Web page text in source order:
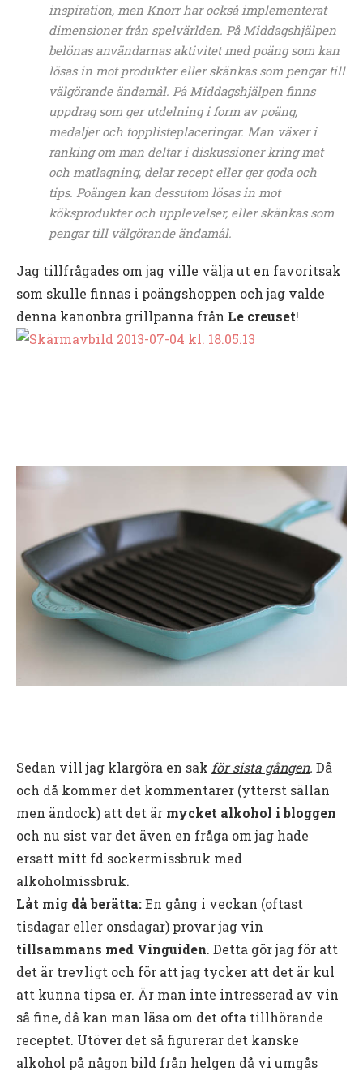
inspiration, men Knorr har också implementerat
dimensioner från spelvärlden. På Middagshjälpen
belönas användarnas aktivitet med poäng som kan
lösas in mot produkter eller skänkas som pengar till
välgörande ändamål. På Middagshjälpen finns
uppdrag som ger utdelning i form av poäng,
medaljer och topplisteplaceringar. Man växer i
ranking om man deltar i diskussioner kring mat
och matlagning, delar recept eller ger goda och
tips. Poängen kan dessutom lösas in mot
köksprodukter och upplevelser, eller skänkas som
pengar till välgörande ändamål.
Jag tillfrågades om jag ville välja ut en favoritsak
som skulle finnas i poängshoppen och jag valde
denna kanonbra grillpanna från Le creuset!
Sedan vill jag klargöra en sak för sista gången. Då
och då kommer det kommentarer (ytterst sällan
men ändock) att det är mycket alkohol i bloggen
och nu sist var det även en fråga om jag hade
ersatt mitt fd sockermissbruk med
alkoholmissbruk.
Låt mig då berätta:En gång i veckan (oftast
tisdagar eller onsdagar) provar jag vin
tillsammans med Vinguiden. Detta gör jag för att
det är trevligt och för att jag tycker att det är kul
att kunna tipsa er. Är man inte intresserad av vin
så fine, då kan man läsa om det ofta tillhörande
receptet. Utöver det så figurerar det kanske
alkohol på någon bild från helgen då vi umgås